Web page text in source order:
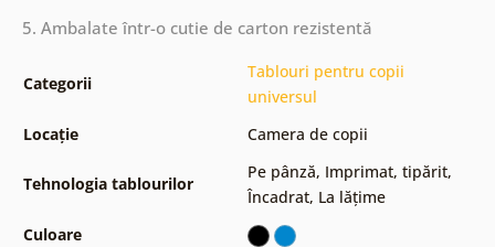
5. Ambalate într-o cutie de carton rezistentă
Categorii
Tablouri pentru copii
universul
Locație
Camera de copii
Tehnologia tablourilor
Pe pânză, Imprimat, tipărit,
Încadrat, La lățime
Culoare